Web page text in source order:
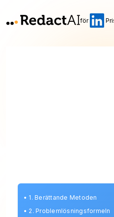
för
• 1. Berättande Metoden
• 2. Problemlösningsformeln